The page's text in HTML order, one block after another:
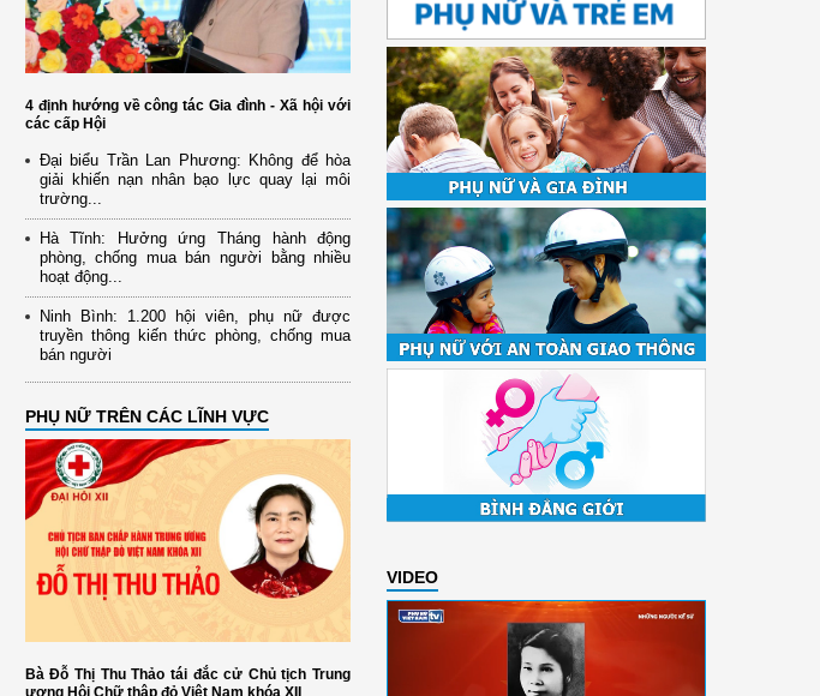
4 định hướng về công tác Gia đình - Xã hội với
các cấp Hội
Đại biểu Trần Lan Phương: Không để hòa
giải khiến nạn nhân bạo lực quay lại môi
trường...
Hà Tĩnh: Hưởng ứng Tháng hành động
phòng, chống mua bán người bằng nhiều
hoạt động...
Ninh Bình: 1.200 hội viên, phụ nữ được
truyền thông kiến thức phòng, chống mua
bán người
PHỤ NỮ TRÊN CÁC LĨNH VỰC
Bà Đỗ Thị Thu Thảo tái đắc cử Chủ tịch Trung
VIDEO